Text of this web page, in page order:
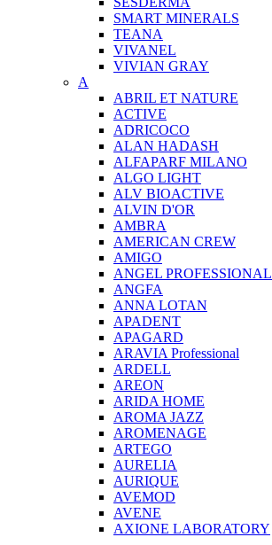
SMART MINERALS
TEANA
VIVANEL
VIVIAN GRAY
A
ABRIL ET NATURE
ACTIVE
ADRICOCO
ALAN HADASH
ALFAPARF MILANO
ALGO LIGHT
ALV BIOACTIVE
ALVIN D'OR
AMBRA
AMERICAN CREW
AMIGO
ANGEL PROFESSIONAL
ANGFA
ANNA LOTAN
APADENT
APAGARD
ARAVIA Professional
ARDELL
AREON
ARIDA HOME
AROMA JAZZ
AROMENAGE
ARTEGO
AURELIA
AURIQUE
AVEMOD
AVENE
AXIONE LABORATORY